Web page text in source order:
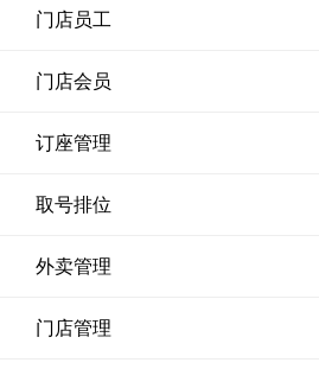
门店员工
门店会员
订座管理
取号排位
外卖管理
门店管理